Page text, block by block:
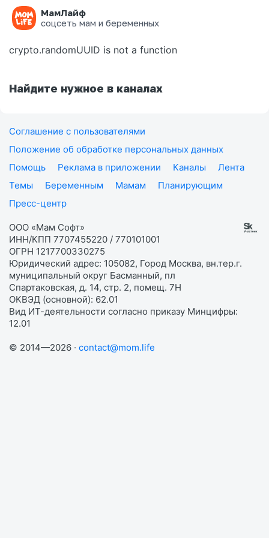
МамЛайф
соцсеть мам и беременных
Ошибка на странице
crypto.randomUUID is not a function
Найдите нужное в каналах
Соглашение с пользователями
Положение об обработке персональных данных
Помощь
Реклама в приложении Каналы
Лента
Темы
Беременным Мамам
Планирующим
Пресс-центр
ООО «Мам Софт»
ИНН/КПП 7707455220 / 770101001
ОГРН 1217700330275
Юридический адрес: 105082, Город Москва, вн.тер.г.
муниципальный округ Басманный, пл
Спартаковская, д. 14, стр. 2, помещ. 7Н
ОКВЭД (основной): 62.01
Вид ИТ-деятельности согласно приказу Минцифры:
12.01
© 2014—2026 · contact@mom.life